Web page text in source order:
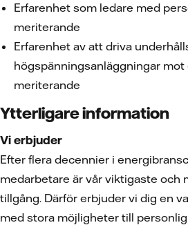
Erfarenhet som ledare med
meriterande
Erfarenhet av att driva
högspänningsanläggningar mot
meriterande
Ytterligare information
Vi erbjuder
Efter flera decennier i
medarbetare är vår viktigaste och
tillgång. Därför erbjuder vi dig en
med stora möjligheter till